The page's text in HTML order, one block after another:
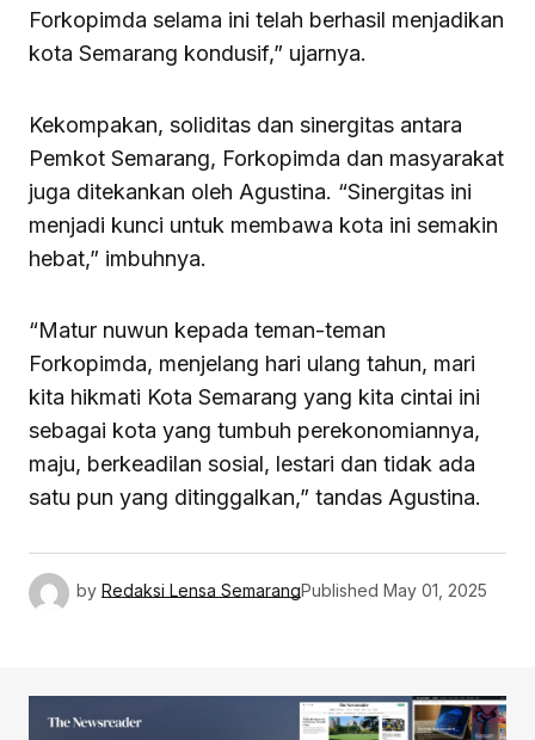
Forkopimda selama ini telah berhasil menjadikan
kota Semarang kondusif,” ujarnya.
Kekompakan, soliditas dan sinergitas antara
Pemkot Semarang, Forkopimda dan masyarakat
juga ditekankan oleh Agustina. “Sinergitas ini
menjadi kunci untuk membawa kota ini semakin
hebat,” imbuhnya.
“Matur nuwun kepada teman-teman
Forkopimda, menjelang hari ulang tahun, mari
kita hikmati Kota Semarang yang kita cintai ini
sebagai kota yang tumbuh perekonomiannya,
maju, berkeadilan sosial, lestari dan tidak ada
satu pun yang ditinggalkan,” tandas Agustina.
by Redaksi Lensa SemarangPublished May 01, 2025